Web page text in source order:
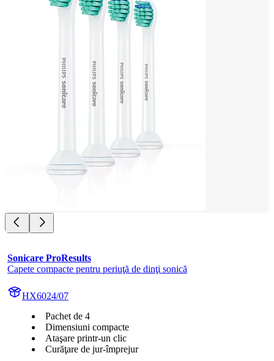
Sonicare ProResults
Capete compacte pentru periuţă de dinţi sonică
HX6024/07
Pachet de 4
Dimensiuni compacte
Ataşare printr-un clic
Curăţare de jur-împrejur